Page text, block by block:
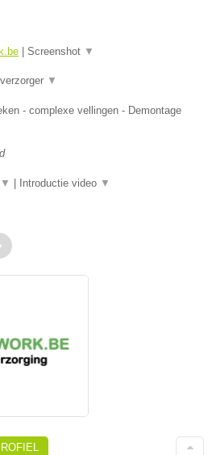
Screenshot ▼
▼
- complexe vellingen - Demontage
▼ Introductie video ▼